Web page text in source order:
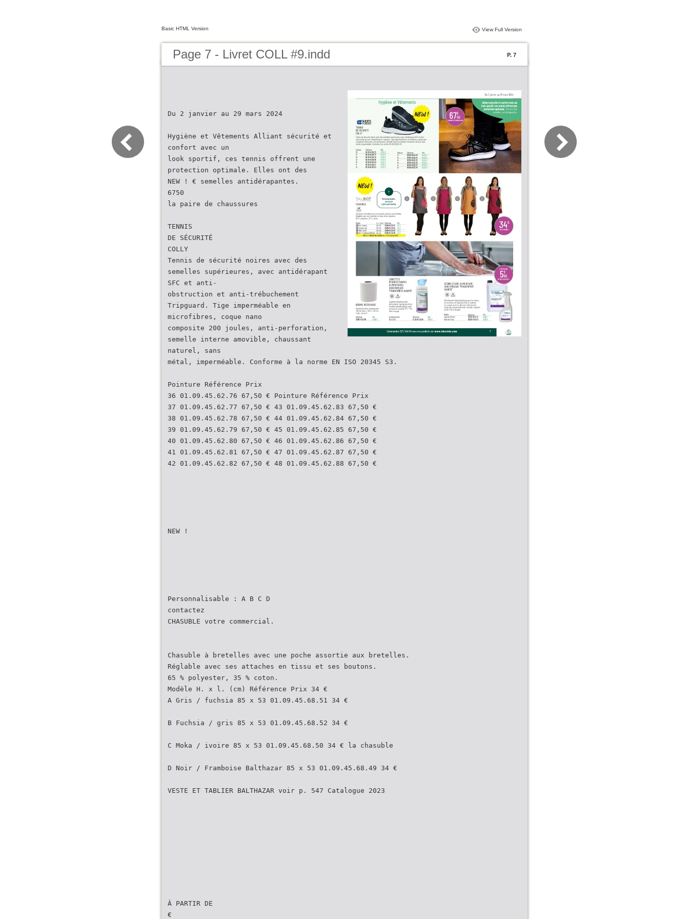
Basic HTML Version View Full Version
Page 7 - Livret COLL #9.indd P. 7
Du 2 janvier au 29 mars 2024
Hygiène et Vêtements Alliant sécurité et
confort avec un
look sportif, ces tennis offrent une
protection optimale. Elles ont des
NEW ! € semelles antidérapantes.
6750
la paire de chaussures
TENNIS
DE SÉCURITÉ
COLLY
Tennis de sécurité noires avec des
semelles supérieures, avec antidérapant
SFC et anti-
obstruction et anti-trébuchement
Tripguard. Tige imperméable en
microfibres, coque nano
composite 200 joules, anti-perforation,
semelle interne amovible, chaussant
naturel, sans
métal, imperméable. Conforme à la norme EN ISO 20345 S3.
Pointure Référence Prix
36 01.09.45.62.76 67,50 € Pointure Référence Prix
37 01.09.45.62.77 67,50 € 43 01.09.45.62.83 67,50 €
38 01.09.45.62.78 67,50 € 44 01.09.45.62.84 67,50 €
39 01.09.45.62.79 67,50 € 45 01.09.45.62.85 67,50 €
40 01.09.45.62.80 67,50 € 46 01.09.45.62.86 67,50 €
41 01.09.45.62.81 67,50 € 47 01.09.45.62.87 67,50 €
42 01.09.45.62.82 67,50 € 48 01.09.45.62.88 67,50 €
NEW !
Personnalisable : A B C D
contactez
CHASUBLE votre commercial.
Chasuble à bretelles avec une poche assortie aux bretelles.
Réglable avec ses attaches en tissu et ses boutons.
65 % polyester, 35 % coton.
Modèle H. x l. (cm) Référence Prix 34 €
A Gris / fuchsia 85 x 53 01.09.45.68.51 34 €
B Fuchsia / gris 85 x 53 01.09.45.68.52 34 €
C Moka / ivoire 85 x 53 01.09.45.68.50 34 € la chasuble
D Noir / Framboise Balthazar 85 x 53 01.09.45.68.49 34 €
VESTE ET TABLIER BALTHAZAR voir p. 547 Catalogue 2023
À PARTIR DE
€